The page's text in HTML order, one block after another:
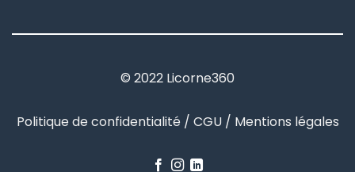
© 2022 Licorne360
Politique de confidentialité / CGU / Mentions légales